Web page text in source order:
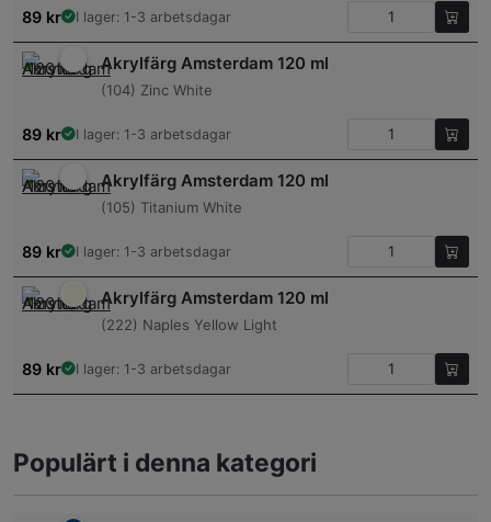
89 kr I lager: 1-3 arbetsdagar
Akrylfärg Amsterdam 120 ml
(104) Zinc White
89 kr I lager: 1-3 arbetsdagar
Akrylfärg Amsterdam 120 ml
(105) Titanium White
89 kr I lager: 1-3 arbetsdagar
Akrylfärg Amsterdam 120 ml
(222) Naples Yellow Light
89 kr I lager: 1-3 arbetsdagar
Populärt i denna kategori